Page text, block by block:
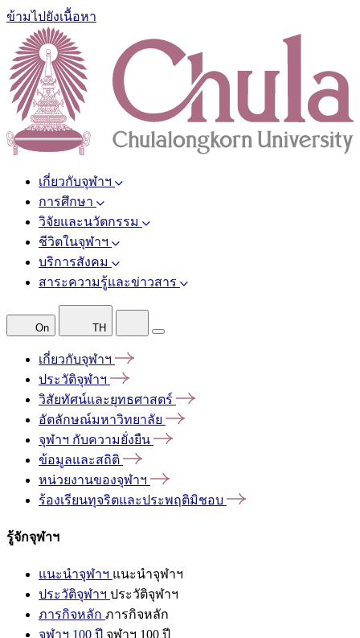
ข้ามไปยังเนื้อหา
เกี่ยวกับจุฬาฯ
การศึกษา
วิจัยและนวัตกรรม
ชีวิตในจุฬาฯ
บริการสังคม
สาระความรู้และข่าวสาร
On TH
เกี่ยวกับจุฬาฯ
ประวัติจุฬาฯ
วิสัยทัศน์และยุทธศาสตร์
อัตลักษณ์มหาวิทยาลัย
จุฬาฯ กับความยั่งยืน
ข้อมูลและสถิติ
หน่วยงานของจุฬาฯ
ร้องเรียนทุจริตและประพฤติมิชอบ
รู้จักจุฬาฯ
แนะนำจุฬาฯ แนะนำจุฬาฯ
ประวัติจุฬาฯ ประวัติจุฬาฯ
ภารกิจหลัก ภารกิจหลัก
จุฬาฯ 100 ปี จุฬาฯ 100 ปี